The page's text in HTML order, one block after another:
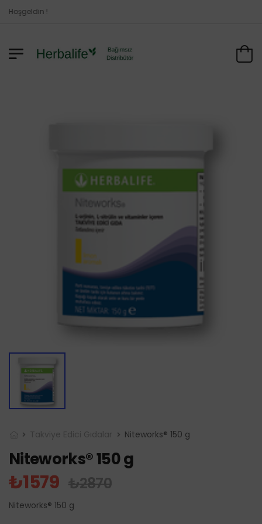
Hoşgeldin !
Niteworks® 150 g
Niteworks® 150 g
₺1579 ₺2870
Niteworks® 150 g